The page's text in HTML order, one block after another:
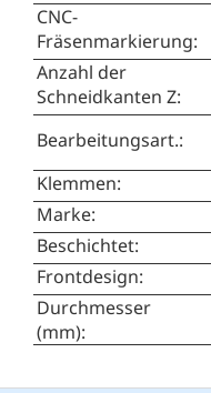
CNC-
Fräsenmarkierung:
Anzahl der
Schneidkanten Z:
Bearbeitungsart.:
Klemmen:
Marke:
Beschichtet:
Frontdesign:
Durchmesser
(mm):